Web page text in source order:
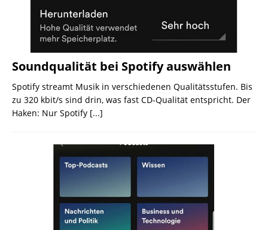
Soundqualität bei Spotify auswählen
Spotify streamt Musik in verschiedenen Qualitätsstufen. Bis
zu 320 kbit/s sind drin, was fast CD-Qualität entspricht. Der
Haken: Nur Spotify [...]